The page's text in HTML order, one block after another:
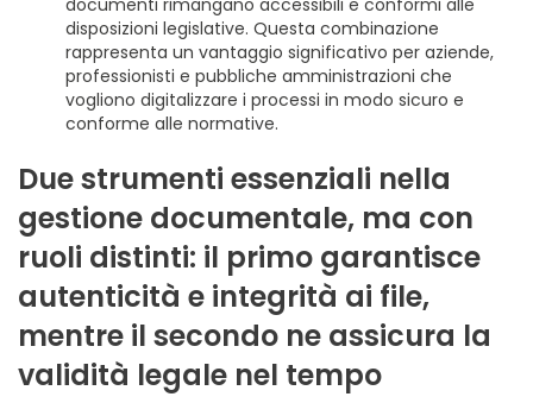
disposizioni legislative. Questa combinazione
rappresenta un vantaggio significativo per aziende,
professionisti e pubbliche amministrazioni che
vogliono digitalizzare i processi in modo sicuro e
conforme alle normative.
Due strumenti essenziali nella
gestione documentale, ma con
ruoli distinti: il primo garantisce
autenticità e integrità ai file,
mentre il secondo ne assicura la
validità legale nel tempo